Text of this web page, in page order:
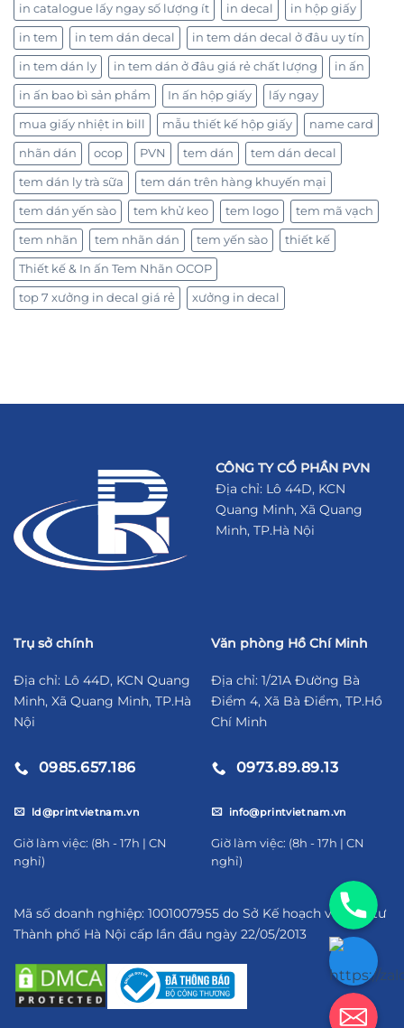
in catalogue lấy ngay số lượng ít in decal in hộp giấy
in tem in tem dán decal in tem dán decal ở đâu uy tín
in tem dán ly in tem dán ở đâu giá rẻ chất lượng in ấn
in ấn bao bì sản phẩm In ấn hộp giấy lấy ngay
mua giấy nhiệt in bill mẫu thiết kế hộp giấy name card
nhãn dán ocop PVN tem dán tem dán decal
tem dán ly trà sữa tem dán trên hàng khuyến mại
tem dán yến sào tem khử keo tem logo tem mã vạch
tem nhãn tem nhãn dán tem yến sào thiết kế
Thiết kế & In ấn Tem Nhãn OCOP
top 7 xưởng in decal giá rẻ xưởng in decal
CÔNG TY CỔ PHẦN PVN
Địa chỉ: Lô 44D, KCN
Quang Minh, Xã Quang
Minh, TP.Hà Nội
Trụ sở chính
Địa chỉ: Lô 44D, KCN Quang
Minh, Xã Quang Minh, TP.Hà
Nội
0985.657.186
ld@printvietnam.vn
​Giờ làm việc: (8h - 17h | CN
nghỉ)
Văn phòng Hồ Chí Minh
Địa chỉ: 1/21A Đường Bà
Điểm 4, Xã Bà Điểm, TP.Hồ
Chí Minh
0973.89.89.13
info@printvietnam.vn
​Giờ làm việc: (8h - 17h | CN
nghỉ)
Mã số doanh nghiệp: 1001007955 do Sở Kế hoạch và Đầu tư
Thành phố Hà Nội cấp lần đầu ngày 22/05/2013
https://